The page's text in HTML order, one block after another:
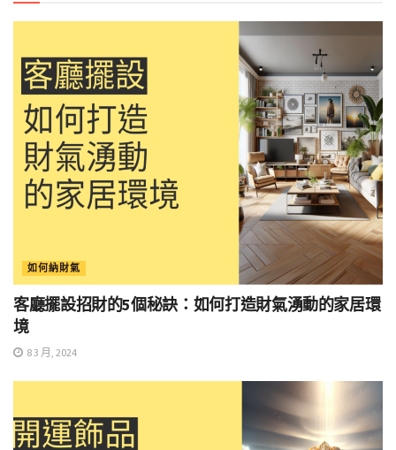
如何納財氣
客廳擺設招財的5個秘訣：如何打造財氣湧動的家居環
境
8 3 月, 2024